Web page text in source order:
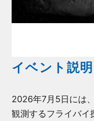
イベント説明
2026年7月5日には
観測するフライバイ